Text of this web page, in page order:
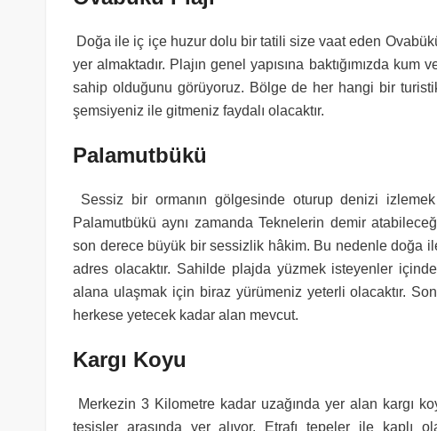
Doğa ile iç içe huzur dolu bir tatili size vaat eden
yer almaktadır. Plajın genel yapısına baktığımızda
sahip olduğunu görüyoruz. Bölge de her hangi bir
şemsiyeniz ile gitmeniz faydalı olacaktır.
Palamutbükü
Sessiz bir ormanın gölgesinde oturup denizi
Palamutbükü aynı zamanda Teknelerin demir
son derece büyük bir sessizlik hâkim. Bu nedenle doğa
adres olacaktır. Sahilde plajda yüzmek isteyenler
alana ulaşmak için biraz yürümeniz yeterli olacaktır.
herkese yetecek kadar alan mevcut.
Kargı Koyu
Merkezin 3 Kilometre kadar uzağında yer alan kargı
tesisler arasında yer alıyor. Etrafı tepeler ile kaplı